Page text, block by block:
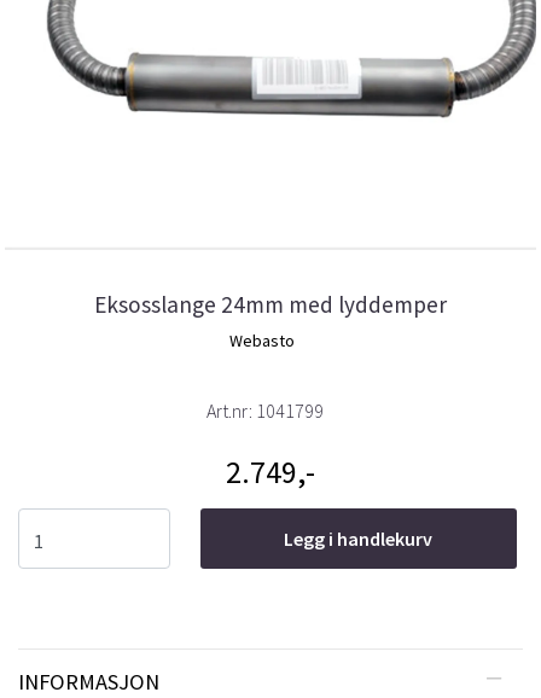
Eksosslange 24mm med lyddemper
Webasto
Art.nr: 1041799
2.749,-
Legg i handlekurv
INFORMASJON